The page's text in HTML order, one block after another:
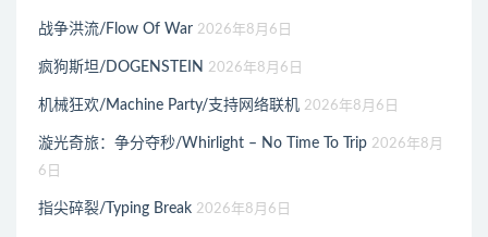
战争洪流/Flow Of War 2026年8月6日
疯狗斯坦/DOGENSTEIN 2026年8月6日
机械狂欢/Machine Party/支持网络联机 2026年8月6日
漩光奇旅：争分夺秒/Whirlight – No Time To Trip 2026年8月
6日
指尖碎裂/Typing Break 2026年8月6日